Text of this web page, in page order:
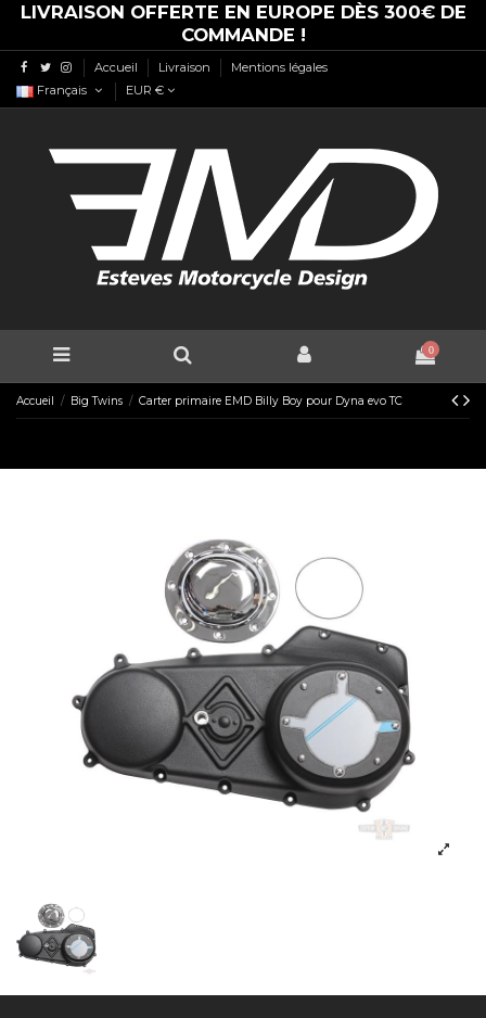
LIVRAISON OFFERTE EN EUROPE DÈS 300€ DE
COMMANDE !
Accueil Livraison
Mentions légales
Français
EUR €
0
Accueil Big Twins Carter primaire EMD Billy Boy pour Dyna evo TC